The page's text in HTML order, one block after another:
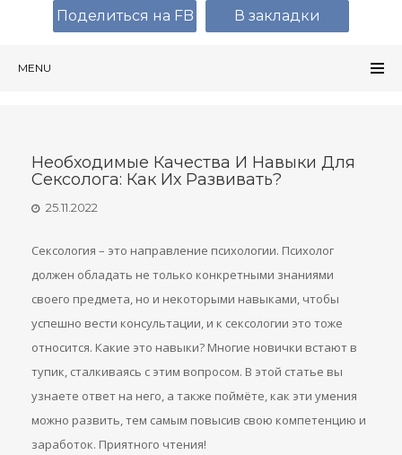
MENU
Необходимые Качества И Навыки Для
Сексолога: Как Их Развивать?
25.11.2022
Сексология – это направление психологии. Психолог
должен обладать не только конкретными знаниями
своего предмета, но и некоторыми навыками, чтобы
успешно вести консультации, и к сексологии это тоже
относится. Какие это навыки? Многие новички встают в
тупик, сталкиваясь с этим вопросом. В этой статье вы
узнаете ответ на него, а также поймёте, как эти умения
можно развить, тем самым повысив свою компетенцию и
заработок. Приятного чтения!
Поделиться на FB В закладки